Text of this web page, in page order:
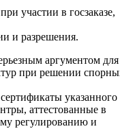
участии в госзаказе,
и разрешения.
аргументом для
при решении
указанного
аттестованные в
регулированию и